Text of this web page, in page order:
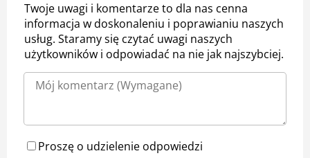
Twoje uwagi i komentarze to dla nas cenna
informacja w doskonaleniu i poprawianiu naszych
usług. Staramy się czytać uwagi naszych
użytkowników i odpowiadać na nie jak najszybciej.
Proszę o udzielenie odpowiedzi